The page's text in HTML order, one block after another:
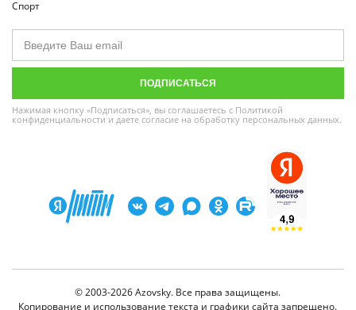
Спорт
Нажимая кнопку «Подписаться», вы соглашаетесь с Политикой
конфиденциальности и даете согласие на обработку персональных данных.
© 2003-2026 Azovsky. Все права защищены.
Копирование и использование текста и графики сайта запрещено.